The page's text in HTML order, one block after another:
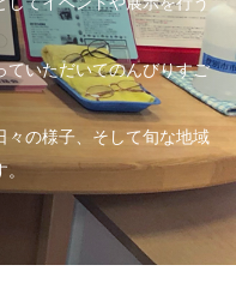
ていただいてのんびりすご
々の様子、そして旬な地域
。